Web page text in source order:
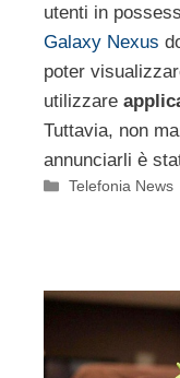
utenti in
Galaxy Nexus
poter
utilizzare
Tuttavia, non
annunciarli è
Categorie
Telefonia News